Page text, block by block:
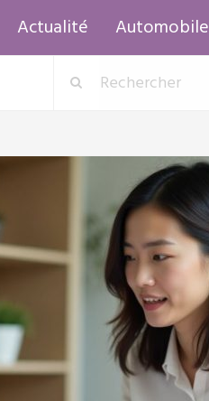
Actualité Automobile